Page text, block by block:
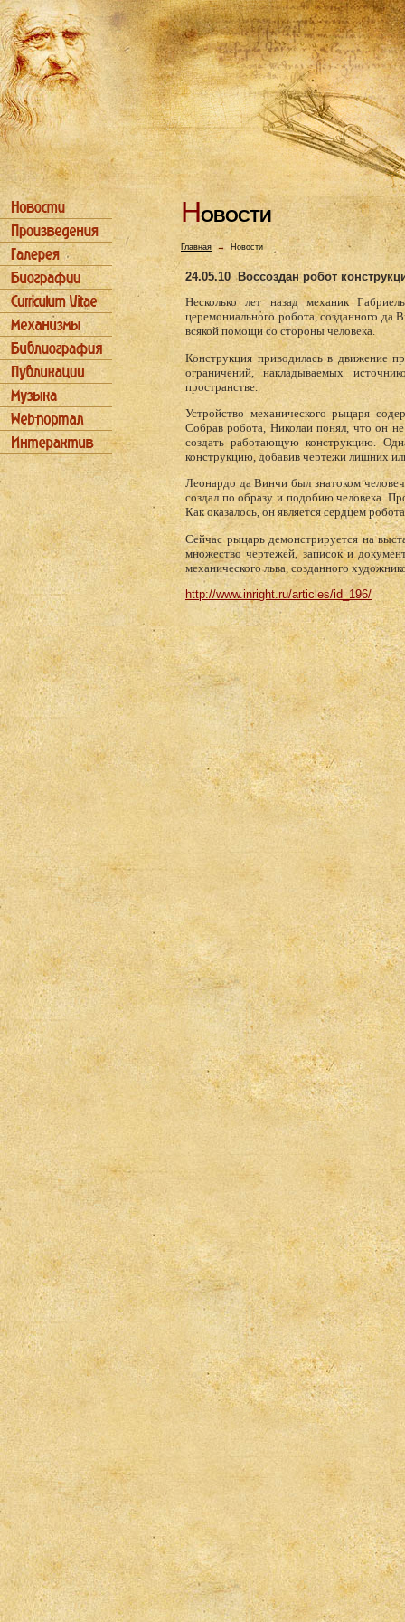
НОВОСТИ
Главная→ Новости
24.05.10
Воссоздан робот
Несколько лет назад механик
церемониального робота, созданного да
всякой помощи со стороны человека.
Конструкция приводилась в движение
ограничений, накладываемых
пространстве.
Устройство механического рыцаря
Собрав робота, Николаи понял, что он
создать работающую конструкцию.
конструкцию, добавив чертежи лишних
Леонардо да Винчи был знатоком
создал по образу и подобию человека.
Как оказалось, он является сердцем
Сейчас рыцарь демонстрируется на
множество чертежей, записок и
механического льва, созданного
http://www.inright.ru/articles/id_196/